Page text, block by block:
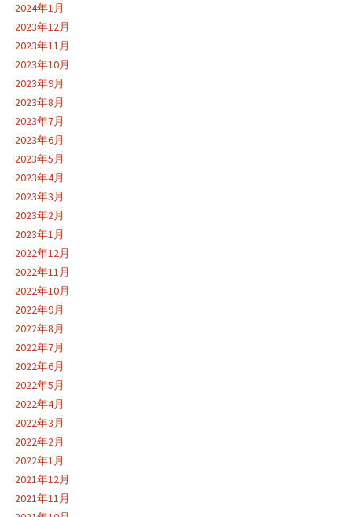
2024年1月
2023年12月
2023年11月
2023年10月
2023年9月
2023年8月
2023年7月
2023年6月
2023年5月
2023年4月
2023年3月
2023年2月
2023年1月
2022年12月
2022年11月
2022年10月
2022年9月
2022年8月
2022年7月
2022年6月
2022年5月
2022年4月
2022年3月
2022年2月
2022年1月
2021年12月
2021年11月